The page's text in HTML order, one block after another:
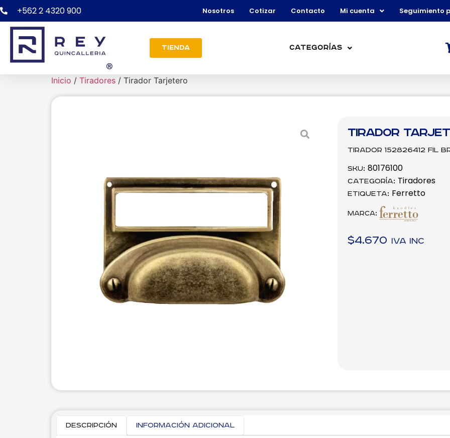
+562 2 4320 900 Nosotros Cotizar Contacto Mi cuenta Seguimiento
Tienda Categorías
Inicio / Tiradores / Tirador Tarjetero
Tirador
Tirador 152826412 FIL
SKU: 80176100
Categoría: Tiradores
Etiqueta: Ferretto
Marca:
$4.670 IVA inc
Descripción Información adicional